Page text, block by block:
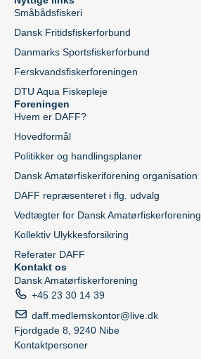
Småbådsfiskeri
Dansk Fritidsfiskerforbund
Danmarks Sportsfiskerforbund
Ferskvandsfiskerforeningen
DTU Aqua Fiskepleje
Foreningen
Hvem er DAFF?
Hovedformål
Politikker og handlingsplaner
Dansk Amatørfiskeriforening organisation
DAFF repræsenteret i flg. udvalg
Vedtægter for Dansk Amatørfiskerforening
Kollektiv Ulykkesforsikring
Referater DAFF
Kontakt os
Dansk Amatørfiskerforening
+45 23 30 14 39
daff.medlemskontor@live.dk
Fjordgade 8, 9240 Nibe
Kontaktpersoner